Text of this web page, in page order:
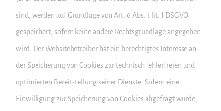
sind, werden auf Grundlage von Art. 6 Abs. 1 lit. f DSGVO
gespeichert, sofern keine andere Rechtsgrundlage angegeben
wird. Der Websitebetreiber hat ein berechtigtes Interesse an
der Speicherung von Cookies zur technisch fehlerfreien und
optimierten Bereitstellung seiner Dienste. Sofern eine
Einwilligung zur Speicherung von Cookies abgefragt wurde,